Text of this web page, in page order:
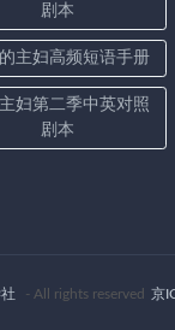
剧本
主妇高频短语手册
妇第二季中英对照
剧本
- All rights reserved 京